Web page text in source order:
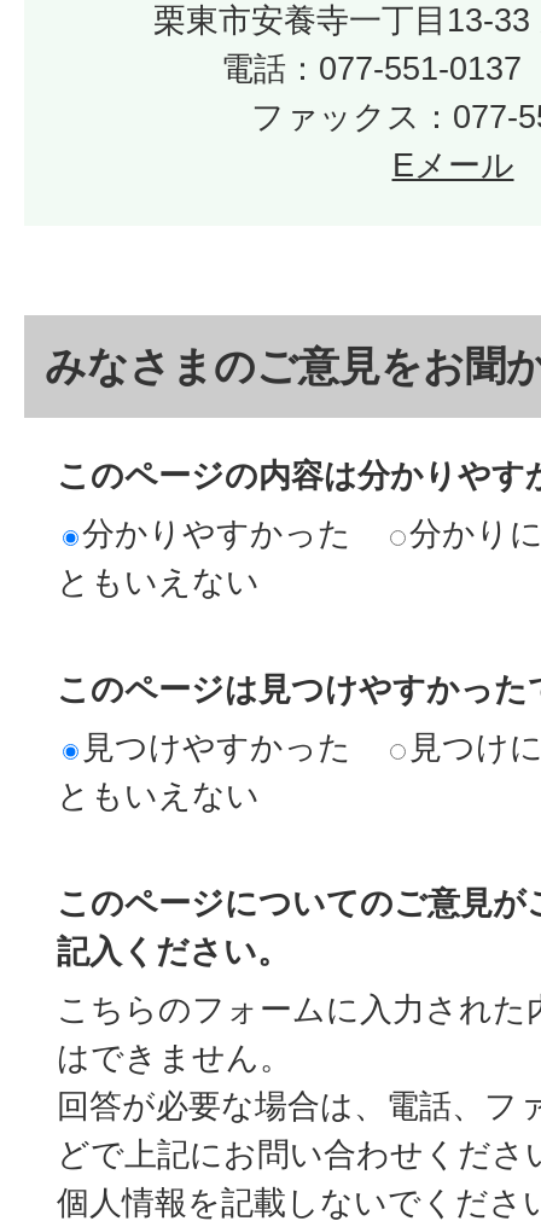
栗東市安養寺一丁目13-
電話：077-551-0137
ファックス：077-
Eメール
みなさまのご意見をお聞
このページの内容は分かりやす
分かりやすかった
分かり
ともいえない
このページは見つけやすかった
見つけやすかった
見つけ
ともいえない
このページについてのご意見
記入ください。
こちらのフォームに入力された
はできません。
回答が必要な場合は、電話、フ
どで上記にお問い合わせくださ
個人情報を記載しないでくださ